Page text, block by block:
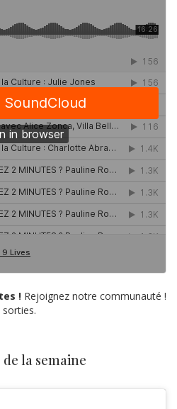
! Rejoignez notre communauté !
de la semaine